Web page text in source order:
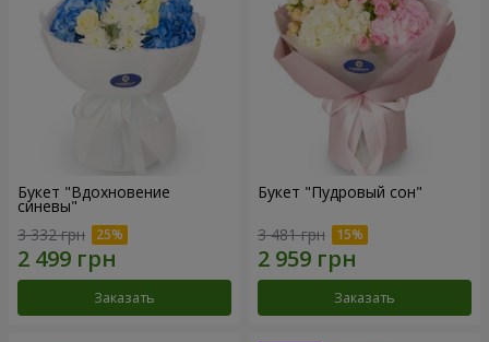
Букет "Вдохновение
синевы"
3 332 грн
Заказать
Букет "Пудровый сон"
3 481 грн
Заказать